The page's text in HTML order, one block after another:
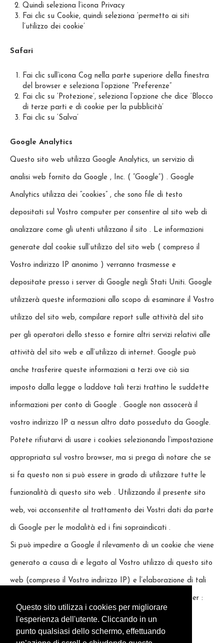
Questo sito utilizza i cookies per migliorare
l'esperienza dell'utente. Cliccando in un
punto qualsiasi dello schermo, effettuando
Quindi seleziona l’icona Privacy
Fai clic su Cookie, quindi seleziona ‘permetto ai siti
l’utilizzo dei cookie’
Safari
Fai clic sull’icona Cog nella parte superiore della finestra
del browser e seleziona l’opzione “Preferenze”
Fai clic su ‘Protezione’, seleziona l’opzione che dice ‘Blocco
di terze parti e di cookie per la pubblicità’
Fai clic su ‘Salva’
Google Analytics
Questo sito web utilizza Google Analytics, un servizio di
analisi web fornito da Google , Inc. ( “Google”) . Google
Analytics utilizza dei “cookies” , che sono file di testo
depositati sul Vostro computer per consentire al sito web di
analizzare come gli utenti utilizzano il sito . Le informazioni
generate dal cookie sull’utilizzo del sito web ( compreso il
Vostro indirizzo IP anonimo ) verranno trasmesse e
depositate presso i server di Google negli Stati Uniti. Google
utilizzerà queste informazioni allo scopo di esaminare il Vostro
utilizzo del sito web, compilare report sulle attività del sito
per gli operatori dello stesso e fornire altri servizi relativi alle
attività del sito web e all’utilizzo di internet. Google può
anche trasferire queste informazioni a terzi ove ciò sia
imposto dalla legge o laddove tali terzi trattino le suddette
informazioni per conto di Google . Google non assocerà il
vostro indirizzo IP a nessun altro dato posseduto da Google.
Potete rifiutarvi di usare i cookies selezionando l’impostazione
appropriata sul vostro browser, ma si prega di notare che se
si fa questo non si può essere in grado di utilizzare tutte le
funzionalità di questo sito web . Utilizzando il presente sito
web, voi acconsentite al trattamento dei Vostri dati da parte
di Google per le modalità ed i fini sopraindicati .
Si può impedire a Google il rilevamento di un cookie che viene
generato a causa di e legato al Vostro utilizzo di questo sito
web (compreso il Vostro indirizzo IP) e l’elaborazione di tali
dati scaricando e installando questo plugin per il browser :
http://tools.google.com/dlpage/gaoptout?hl=en